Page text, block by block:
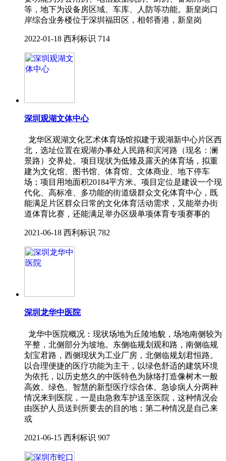
等，地下为设备房区域、车库、人防等功能。新皇岗口
岸综合业务楼位于深圳福田区，相邻香港，新皇岗
2022-01-18 西利标识 714
深圳观湖文体中心
龙华区观湖文化艺术体育场馆拟建于观湖新中心片区西
北，选址位置在观湖办事处人民路和滨河路（现名：澜
景路）交界处。项目现状为低矮及露天的体育场，拟重
建为文化馆、图书馆、体育馆、文体商业、地下停车
场；项目用地面积20184平方米。项目定位是建设一个现
代化、高标准、多功能的街道级群众文化体育中心，既
能满足片区群众日常的文化体育活动需求，又能举办街
道体育比赛，还能满足举办区级单项体育专项赛事的
2021-06-18 西利标识 782
深圳龙华中医院
龙华中医院概况：现状场地为丘陵地貌，场地南侧较为
平整，北侧部分为坡地。东侧临规划观和路，南侧临规
划宝君路，西侧现状为工业厂房，北侧临规划君恒路。
以合理便捷的医疗功能为主干，以绿色舒适的建筑环境
为依托，以历史悠久的中医特色为脉络打造像树木一般
高效、绿色、智慧的新型医疗综合体。急诊病人分两种
情况来到医院，一是由急救车护送至医院，这种情况会
由医护人员送到所要去的目的地；第二种情况是自己来
或
2021-06-15 西利标识 907